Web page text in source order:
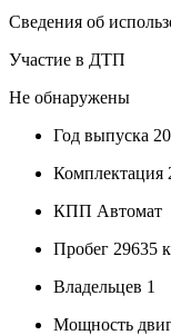
Сведения об
Участие в ДТП
Не обнаружены
Год выпуска
Комплектация
КПП Автомат
Пробег 29635
Владельцев 1
Мощность